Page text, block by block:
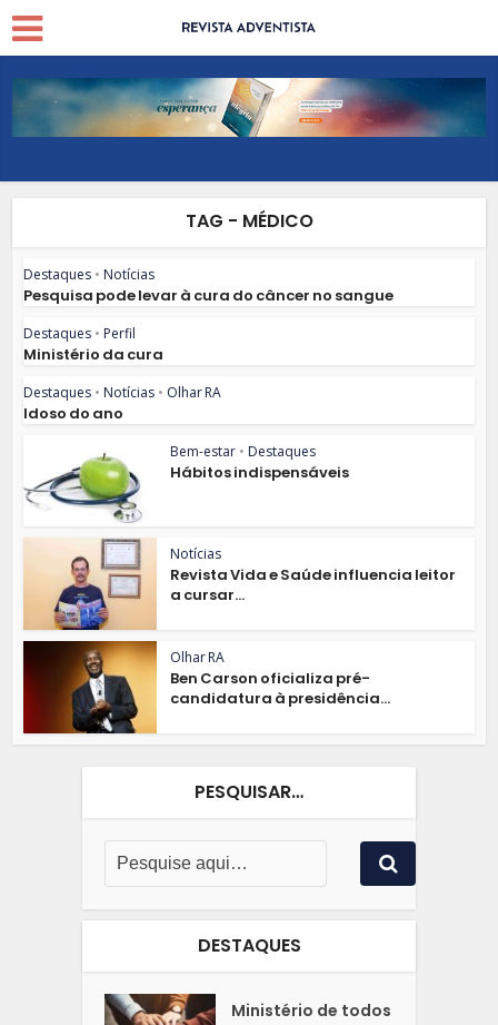
TAG - MÉDICO
Destaques • Notícias
Pesquisa pode levar à cura do câncer no sangue
Destaques • Perfil
Ministério da cura
Destaques • Notícias • Olhar RA
Idoso do ano
Bem-estar • Destaques
Hábitos indispensáveis
Notícias
Revista Vida e Saúde influencia leitor
a cursar...
Olhar RA
Ben Carson oficializa pré-
candidatura à presidência...
PESQUISAR…
DESTAQUES
Ministério de todos